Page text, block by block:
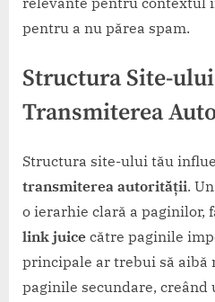
pentru a nu părea spam.
Structura Site-
Transmiterea
Structura site-ului tău
transmiterea autorității.
o ierarhie clară a paginilor,
link juice către paginile
principale ar trebui să
paginile secundare, creând